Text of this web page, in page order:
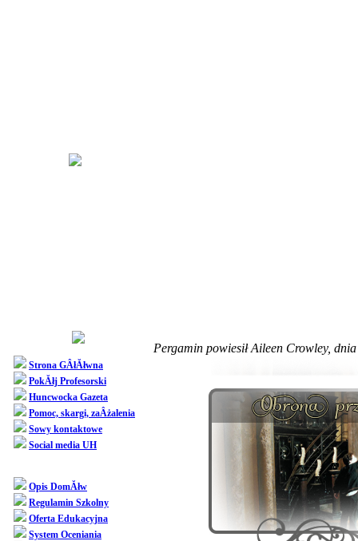
Strona GÂłĂłwna
PokĂłj Profesorski
Huncwocka Gazeta
Pomoc, skargi, zaÂżalenia
Sowy kontaktowe
Social media UH
Opis DomĂłw
Regulamin Szkolny
Oferta Edukacyjna
System Oceniania
Pergamin powiesił Aileen Crowley,